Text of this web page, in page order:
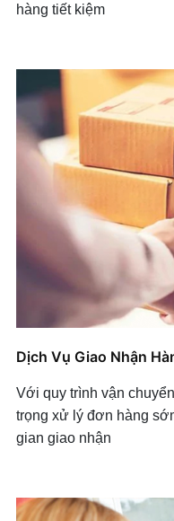
hàng tiết kiệm
Dịch Vụ Giao Nhận
Với quy trình vận
trọng xử lý đơn hàng
gian giao nhận